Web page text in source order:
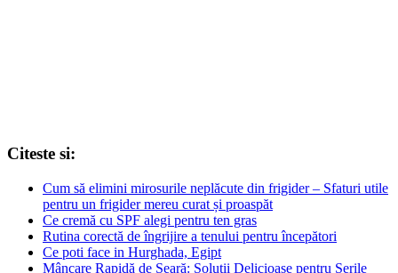
Citeste si:
Cum să elimini mirosurile neplăcute din frigider – Sfaturi utile
pentru un frigider mereu curat și proaspăt
Ce cremă cu SPF alegi pentru ten gras
Rutina corectă de îngrijire a tenului pentru începători
Ce poti face in Hurghada, Egipt
Mâncare Rapidă de Seară: Soluții Delicioase pentru Serile